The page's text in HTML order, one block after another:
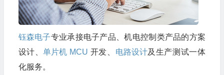
钰森电子专业承接电子产品、机电控制类产品的方案
设计、单片机 MCU 开发、 电路设计及生产测试一体
化服务。